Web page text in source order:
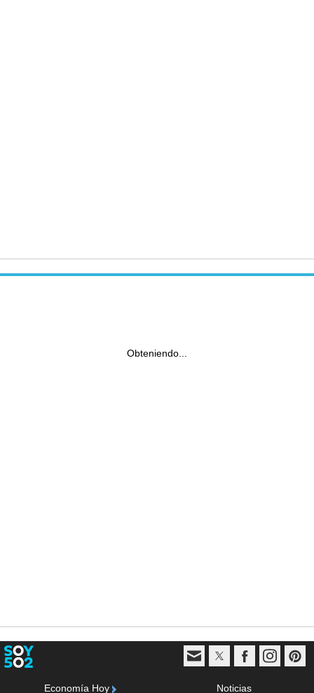
Obteniendo...
Economía Hoy Noticias